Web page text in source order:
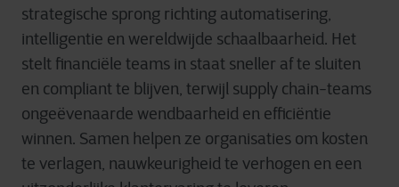
strategische sprong richting automatisering,
intelligentie en wereldwijde schaalbaarheid. Het
stelt financiële teams in staat sneller af te sluiten
en compliant te blijven, terwijl supply chain-teams
ongeëvenaarde wendbaarheid en efficiëntie
winnen. Samen helpen ze organisaties om kosten
te verlagen, nauwkeurigheid te verhogen en een